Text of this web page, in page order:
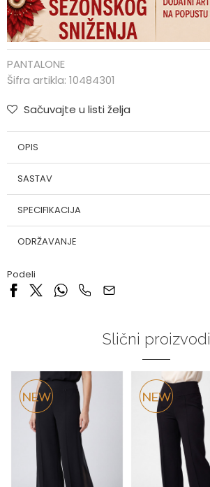
PANTALONE
Šifra artikla: 10484301
Sačuvajte u listi želja
OPIS
SASTAV
SPECIFIKACIJA
ODRŽAVANJE
Podeli
Slični proizvodi